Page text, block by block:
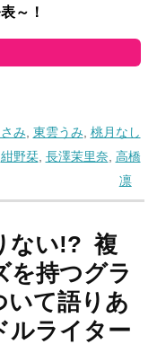
～！
み 東雲うみ 桃月なし
紺野栞, 長澤茉里奈 高橋
凛
ない!? 複
を持つグラ
て語りあ
ライター